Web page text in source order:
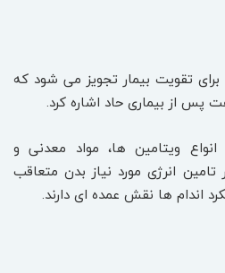
تقویت بیمار تجویز می شود که
پس از بیماری حاد اشاره کرد.
ویتامین ها، مواد معدنی و
انرژی مورد نیاز بدن متعاقب
اندام ها نقش عمده ای دارند.